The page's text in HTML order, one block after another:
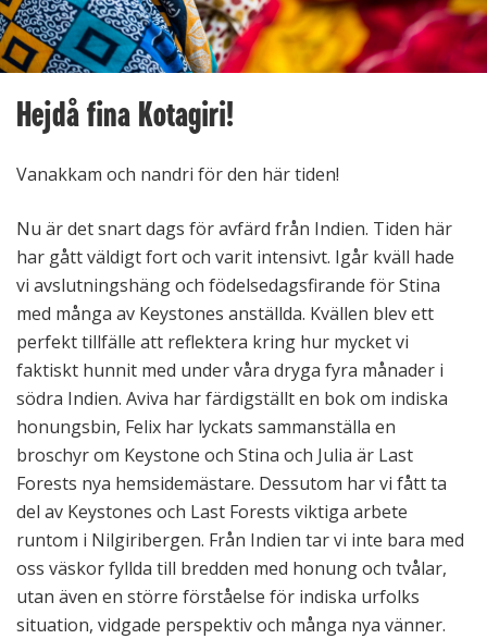
Hejdå fina Kotagiri!
Vanakkam och nandri för den här tiden!
Nu är det snart dags för avfärd från Indien. Tiden här
har gått väldigt fort och varit intensivt. Igår kväll hade
vi avslutningshäng och födelsedagsfirande för Stina
med många av Keystones anställda. Kvällen blev ett
perfekt tillfälle att reflektera kring hur mycket vi
faktiskt hunnit med under våra dryga fyra månader i
södra Indien. Aviva har färdigställt en bok om indiska
honungsbin, Felix har lyckats sammanställa en
broschyr om Keystone och Stina och Julia är Last
Forests nya hemsidemästare. Dessutom har vi fått ta
del av Keystones och Last Forests viktiga arbete
runtom i Nilgiribergen. Från Indien tar vi inte bara med
oss väskor fyllda till bredden med honung och tvålar,
utan även en större förståelse för indiska urfolks
situation, vidgade perspektiv och många nya vänner.